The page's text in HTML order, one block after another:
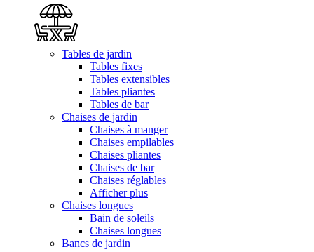
Tables de jardin
Tables fixes
Tables extensibles
Tables pliantes
Tables de bar
Chaises de jardin
Chaises à manger
Chaises empilables
Chaises pliantes
Chaises de bar
Chaises réglables
Afficher plus
Chaises longues
Bain de soleils
Chaises longues
Bancs de jardin